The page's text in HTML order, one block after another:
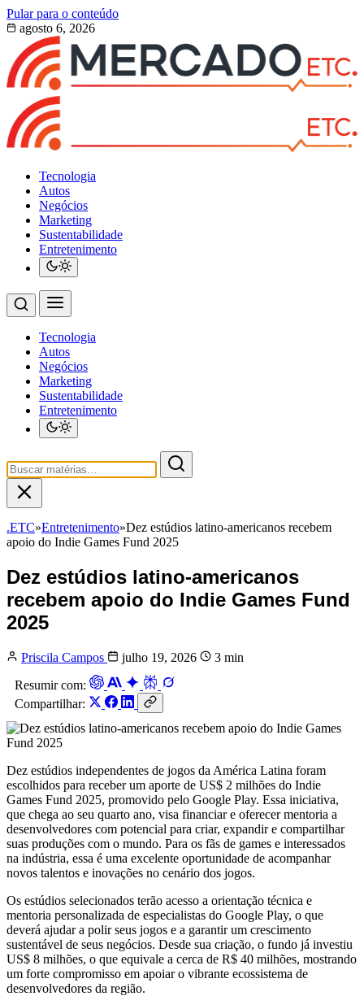
Pular para o conteúdo
agosto 6, 2026
Tecnologia
Autos
Negócios
Marketing
Sustentabilidade
Entretenimento
Tecnologia
Autos
Negócios
Marketing
Sustentabilidade
Entretenimento
.ETC»Entretenimento»Dez estúdios latino-americanos recebem
apoio do Indie Games Fund 2025
Dez estúdios latino-americanos
recebem apoio do Indie Games Fund
2025
Priscila Campos julho 19, 2026
3 min
Resumir com:
Compartilhar:
Dez estúdios independentes de jogos da América Latina foram
escolhidos para receber um aporte de US$ 2 milhões do Indie
Games Fund 2025, promovido pelo Google Play. Essa iniciativa,
que chega ao seu quarto ano, visa financiar e oferecer mentoria a
desenvolvedores com potencial para criar, expandir e compartilhar
suas produções com o mundo. Para os fãs de games e interessados
na indústria, essa é uma excelente oportunidade de acompanhar
novos talentos e inovações no cenário dos jogos.
Os estúdios selecionados terão acesso a orientação técnica e
mentoria personalizada de especialistas do Google Play, o que
deverá ajudar a polir seus jogos e a garantir um crescimento
sustentável de seus negócios. Desde sua criação, o fundo já investiu
US$ 8 milhões, o que equivale a cerca de R$ 40 milhões, mostrando
um forte compromisso em apoiar o vibrante ecossistema de
desenvolvedores da região.